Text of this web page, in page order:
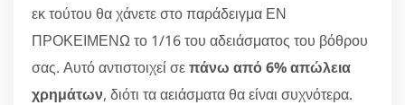
εκ τούτου θα χάνετε στο παράδειγμα ΕΝ
ΠΡΟΚΕΙΜΕΝΩ το 1/16 του αδειάσματος του βόθρου
σας. Αυτό αντιστοιχεί σεπάνω από 6% απώλεια
χρημάτων, διότι τα αειάσματα θα είναι συχνότερα.